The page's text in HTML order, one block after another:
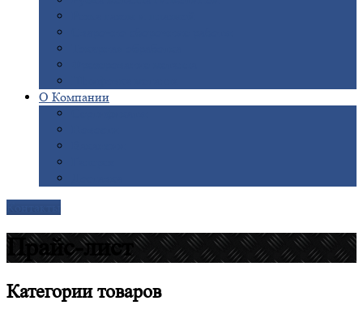
О Компании
Прайс-лист
Категориитоваров